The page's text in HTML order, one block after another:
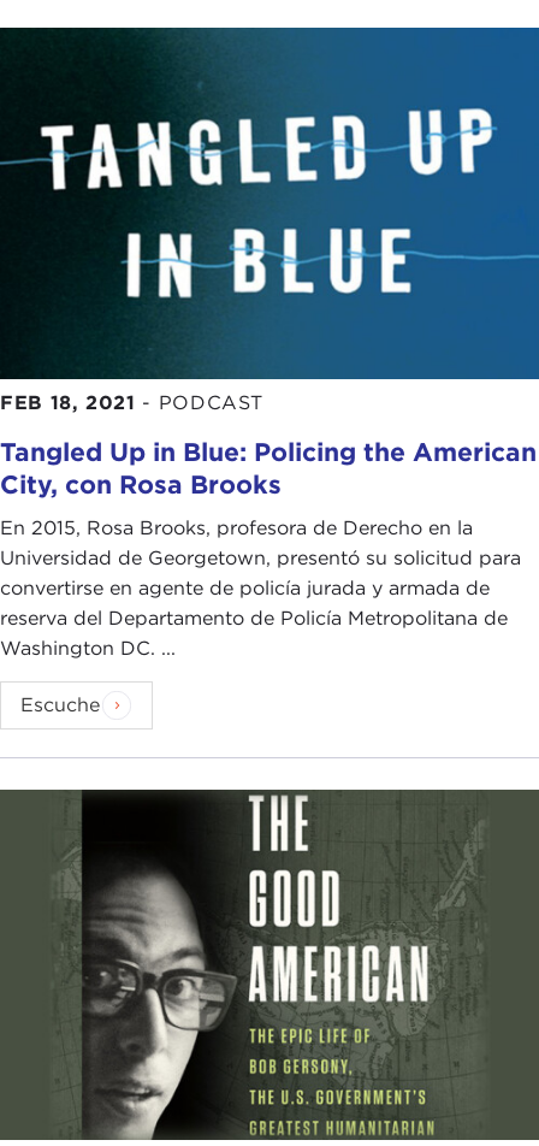
FEB 18, 2021 - PODCAST
Tangled Up in Blue: Policing the American
City, con Rosa Brooks
En 2015, Rosa Brooks, profesora de Derecho en la
Universidad de Georgetown, presentó su solicitud para
convertirse en agente de policía jurada y armada de
reserva del Departamento de Policía Metropolitana de
Washington DC. ...
Escuche